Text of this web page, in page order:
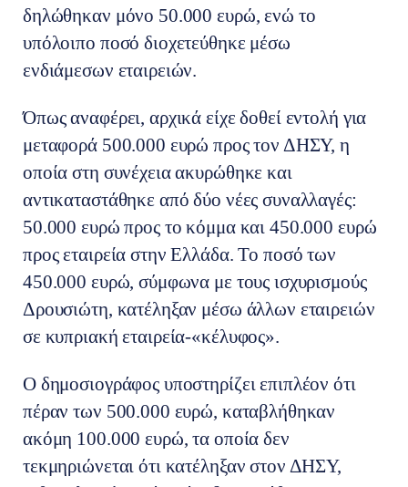
δηλώθηκαν μόνο 50.000 ευρώ, ενώ το
υπόλοιπο ποσό διοχετεύθηκε μέσω
ενδιάμεσων εταιρειών.
Όπως αναφέρει, αρχικά είχε δοθεί εντολή για
μεταφορά 500.000 ευρώ προς τον ΔΗΣΥ, η
οποία στη συνέχεια ακυρώθηκε και
αντικαταστάθηκε από δύο νέες συναλλαγές:
50.000 ευρώ προς το κόμμα και 450.000 ευρώ
προς εταιρεία στην Ελλάδα. Το ποσό των
450.000 ευρώ, σύμφωνα με τους ισχυρισμούς
Δρουσιώτη, κατέληξαν μέσω άλλων εταιρειών
σε κυπριακή εταιρεία-«κέλυφος».
Ο δημοσιογράφος υποστηρίζει επιπλέον ότι
πέραν των 500.000 ευρώ, καταβλήθηκαν
ακόμη 100.000 ευρώ, τα οποία δεν
τεκμηριώνεται ότι κατέληξαν στον ΔΗΣΥ,